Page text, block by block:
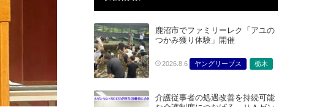
鹿沼市でファミリーレク「アユの
つかみ獲り体験」開催
2026.8.6 ヤングリーブス 栃木
介護従事者の処遇改善を持続可能